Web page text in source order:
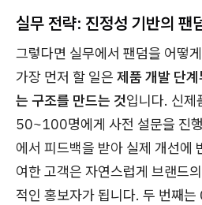
실무 전략: 진정성 기반의 팬
그렇다면 실무에서 팬덤을 어떻
가장 먼저 할 일은 제품 개발 단
는 구조를 만드는 것입니다. 신제
50~100명에게 사전 설문을 진
에서 피드백을 받아 실제 개선에
여한 고객은 자연스럽게 브랜드
적인 홍보자가 됩니다. 두 번째는